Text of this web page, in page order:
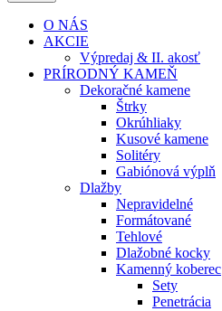
O NÁS
AKCIE
Výpredaj & II. akosť
PRÍRODNÝ KAMEŇ
Dekoračné kamene
Štrky
Okrúhliaky
Kusové kamene
Solitéry
Gabiónová výplň
Dlažby
Nepravidelné
Formátované
Tehlové
Dlažobné kocky
Kamenný koberec
Sety
Penetrácia